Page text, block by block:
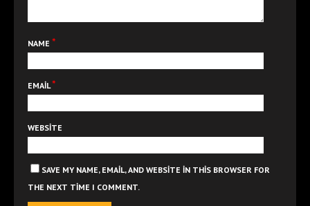
NAME *
EMAIL*
WEBSITE
SAVE MY NAME, EMAIL, AND WEBSITE IN THIS BROWSER FOR
THE NEXT TIME I COMMENT.